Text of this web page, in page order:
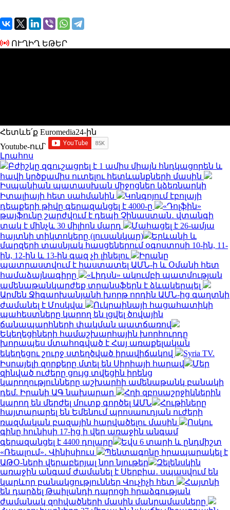
ՈՒՂԻՂ ԵԹԵՐ
Հետևե՛ք Euromedia24-ին
Youtube-ում`
Լրահոս
Բժիշկը զգուշացրել է 1 ամիս միայն հնդկացորեն և
հավի կրծքամիս ուտելու հետևանքների մասին
Իսպանիան պատասխան միջոցներ կձեռնարկի
Իտալիայի հետ սահմանին
Կոնգոյում էբոլայի
դեպքերի թիվը գերազանցել է 4000-ը
«Դոլֆին»
թայֆունը շարժվում է դեպի Չինաստան․ վտանգի
տակ է մինչև 30 միլիոն մարդ
Մահացել է 26-ամյա
հայտնի տիկտոկերը (լուսանկար)
Երևանի և
մարզերի տասնյակ հասցեներում օգոստոսի 10-ին, 11-
ին, 12-ին և 13-ին գազ չի լինելու
Իրանը
պատրաստվում է հաստատել ԱՄՆ-ի և Օմանի հետ
համաձայնագիրը
«Լիդսն» ակումբի պատմության
ամենաթանկարժեք տրանսֆերն է ձևակերպել
Արմեն Ջիգարխանյանի խորթ որդին ԱՄՆ-ից գաղտնի
ժամանել է Մոսկվա
Ուկրաինայի հացահատիկի
պահեստները կարող են լցվել ծովային
ճանապարհների փակման պատճառով
Եկեղեցիների համաշխարհային խորհուրդը
խորապես մտահոգված է Հայ առաքելական
եկեղեցու շուրջ ստեղծված իրավիճակով
Syria TV.
Իսրայելի զորքերը մտել են Սիրիայի հարավ
Մեր
զինված ուժերը ցույց տվեցին իրենց
կարողությունները աշխարհի ամենաթանկ բանակի
դեմ. Իրանի ԱԳ նախարար
Հղի զբոսաշրջիկներին
կարող են մերժել մուտք գործել ԱՄՆ
Հութիները
հայտարարել են Եմենում պրոսաուդյան ուժերի
ռազմական բազային հարվածելու մասին
Ոսկու
գինը հունիսի 17-ից ի վեր առաջին անգամ
գերազանցել է 4400 դոլարը
Եվս 6 տարի և ընդմիշտ
«Ռեալում»․ Վինիսիուս
Պենտագոնը հրապարակել է
ԱԹՕ-ների վերաբերյալ նոր նյութեր
Զելենսկին
առաջին անգամ ժամանել է Սերբիա․ սպասվում են
կարևոր բանակցություններ Վուչիչի հետ
Հայտնի
են դարձել Թաիլանդի դպրոցի հրաձգության
ժամանակ զոհվածների մասին մանրամասները